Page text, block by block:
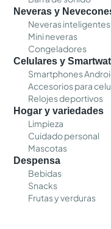
Neveras y
Neveras inteligentes
Mini neveras
Congeladores
Celulares y
Smartphones
Accesorios para
Relojes deportivos
Hogar y variedades
Limpieza
Cuidado personal
Mascotas
Despensa
Bebidas
Snacks
Frutas y verduras